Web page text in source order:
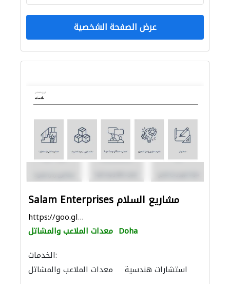
عرض الصفحة الشخصية
Salam Enterprises مشاريع السلام
https://goo.gl/maps/zzxZapaEx3SbnWtJA
معدات الملاعب والمشاتل Doha
الخدمات:
معدات الملاعب والمشاتل
استشارات هندسية